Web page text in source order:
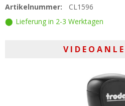
Artikelnummer:
CL1596
Lieferung in 2-3 Werktagen
V I D E O A N L